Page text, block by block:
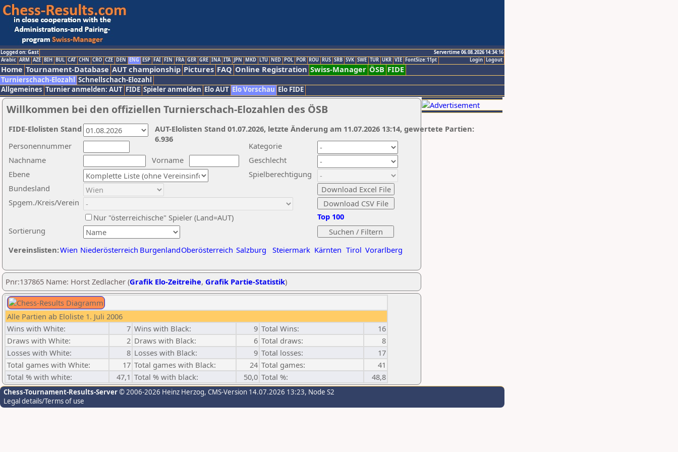
Logged on: Gast
Servertime 06.08.2026 14:34:16
Logout
Login
Arabic ARM AZE BIH BUL CAT CHN CRO CZE DEN ENG ESP FAI FIN FRA GER GRE INA ITA JPN MKD LTU NED POL POR ROU RUS SRB SVK SWE TUR UKR VIE FontSize:11pt
Home Tournament-Database AUT championship Pictures FAQ Online Registration Swiss-Manager ÖSB FIDE
Turnierschach-Elozahl Schnellschach-Elozahl
Allgemeines Turnier anmelden: AUT FIDE Spieler anmelden Elo AUT Elo Vorschau Elo FIDE
Willkommen bei den offiziellen Turnierschach-Elozahlen des ÖSB
Nachname
Vorname
Ebene
Kategorie
Sortierung
Personennummer
Bundesland
Spgem./Kreis/Verein
Geschlecht
Nur "österreichische" Spieler (Land=AUT)
Spielberechtigung
Vereinslisten:Wien Niederösterreich BurgenlandOberösterreich Salzburg Steiermark Kärnten Tirol Vorarlberg
Top 100
AUT-Elolisten Stand 01.07.2026, letzte Änderung am 11.07.2026 13:14, gewertete Partien:
6.936
FIDE-Elolisten Stand
Pnr:137865 Name: Horst Zedlacher (Grafik Elo-Zeitreihe, Grafik Partie-Statistik)
Alle Partien ab Eloliste 1. Juli 2006
Wins with White:
7 Wins with Black: 9 Total Wins:
16
Draws with White:
2 Draws with Black: 6 Total draws:
8
Losses with White:
8 Losses with Black: 9 Total losses:
17
Total games with White:
17 Total games with Black: 24 Total games:
41
Total % with white:
47,1 Total % with black: 50,0 Total %: 48,8
Chess-Tournament-Results-Server© 2006-2026 Heinz Herzog, CMS-Version 14.07.2026 13:23, Node S2
Legal details/Terms of use